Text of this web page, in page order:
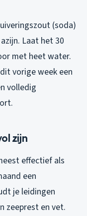
(soda)
Laat het 30
met heet water.
vorige week een
volledig
zijn
effectief als
een
je leidingen
zeeprest en vet.